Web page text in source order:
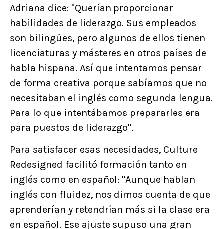
Adriana dice: "Querían proporcionar
habilidades de liderazgo. Sus empleados
son bilingües, pero algunos de ellos tienen
licenciaturas y másteres en otros países de
habla hispana. Así que intentamos pensar
de forma creativa porque sabíamos que no
necesitaban el inglés como segunda lengua.
Para lo que intentábamos prepararles era
para puestos de liderazgo".
Para satisfacer esas necesidades, Culture
Redesigned facilitó formación tanto en
inglés como en español: "Aunque hablan
inglés con fluidez, nos dimos cuenta de que
aprenderían y retendrían más si la clase era
en español. Ese ajuste supuso una gran